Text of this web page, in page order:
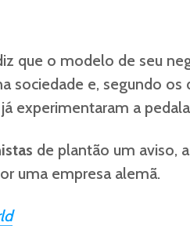
que o modelo de seu
sociedade e, segundo os
já experimentaram a
de plantão um aviso,
uma empresa alemã.